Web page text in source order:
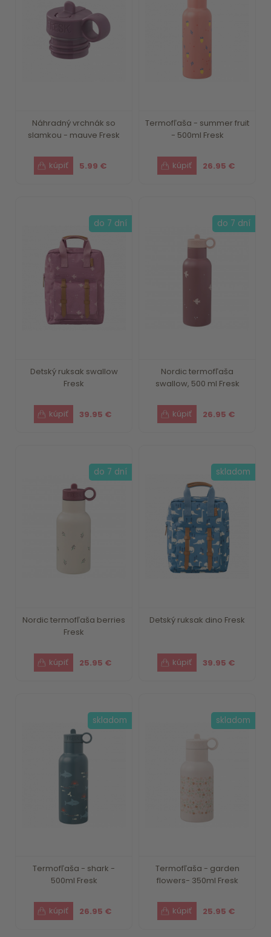
Náhradný vrchnák so
slamkou - mauve Fresk
5.99 €
Termofľaša - summer fruit
- 500ml Fresk
26.95 €
Detský ruksak swallow
Fresk
39.95 €
do 7 dní
Nordic termofľaša
swallow, 500 ml Fresk
26.95 €
do 7 dní
Nordic termofľaša berries
Fresk
25.95 €
do 7 dní
Detský ruksak dino Fresk
39.95 €
skladom
Termofľaša - shark -
500ml Fresk
26.95 €
skladom
Termofľaša - garden
flowers- 350ml Fresk
25.95 €
skladom